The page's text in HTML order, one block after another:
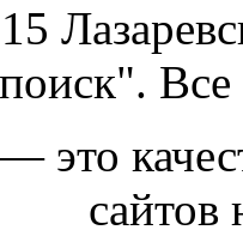
поиск".
сайтов